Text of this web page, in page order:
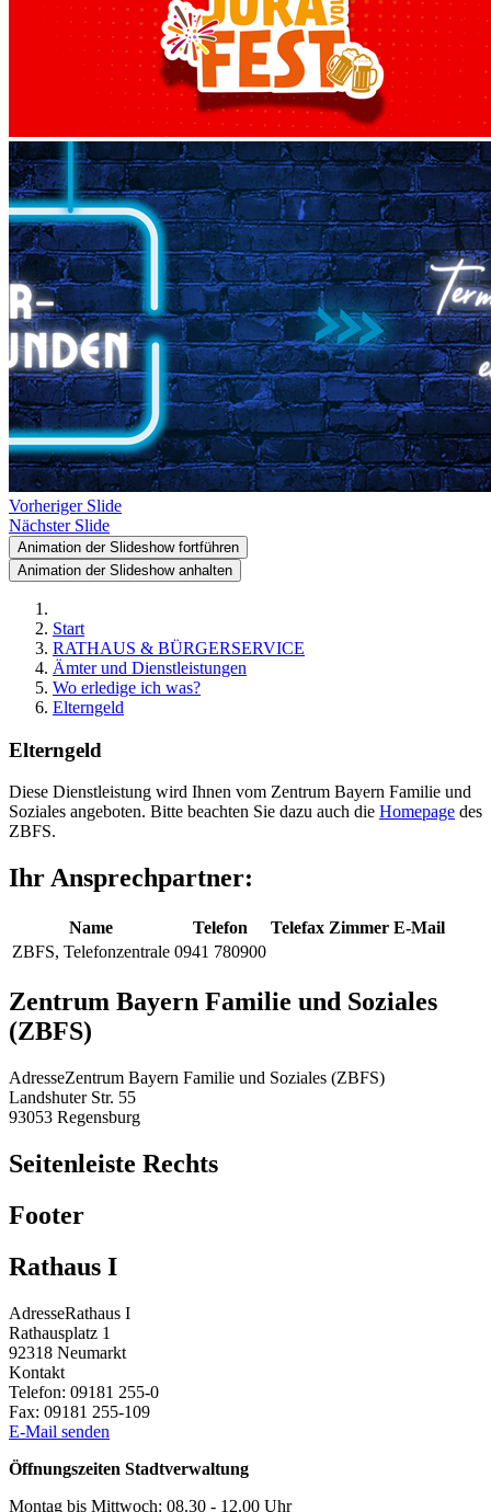
Vorheriger Slide
Nächster Slide
Animation der Slideshow fortführen
Animation der Slideshow anhalten
Start
RATHAUS & BÜRGERSERVICE
Ämter und Dienstleistungen
Wo erledige ich was?
Elterngeld
Elterngeld
Diese Dienstleistung wird Ihnen vom Zentrum Bayern Familie und
Soziales angeboten. Bitte beachten Sie dazu auch die Homepage des
ZBFS.
Ihr Ansprechpartner:
Name Telefon Telefax Zimmer E-Mail
ZBFS, Telefonzentrale 0941 780900
Zentrum Bayern Familie und Soziales
(ZBFS)
AdresseZentrum Bayern Familie und Soziales (ZBFS)
Landshuter Str. 55
93053 Regensburg
Seitenleiste Rechts
Footer
Rathaus I
AdresseRathaus I
Rathausplatz 1
92318 Neumarkt
Kontakt
Telefon: 09181 255-0
Fax: 09181 255-109
E-Mail senden
Öffnungszeiten Stadtverwaltung
Montag bis Mittwoch: 08.30 - 12.00 Uhr